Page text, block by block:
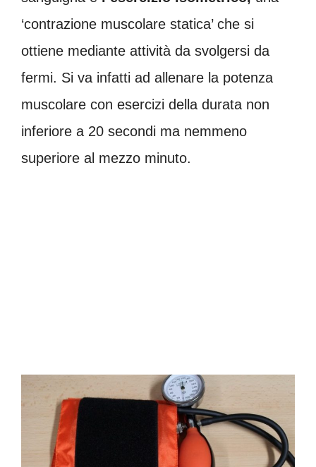
‘contrazione muscolare statica’ che si
ottiene mediante attività da svolgersi da
fermi. Si va infatti ad allenare la potenza
muscolare con esercizi della durata non
inferiore a 20 secondi ma nemmeno
superiore al mezzo minuto.